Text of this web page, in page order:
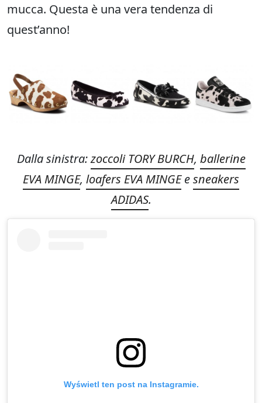
mucca. Questa è una vera tendenza di
quest’anno!
Dalla sinistra:zoccoli TORY BURCH, ballerine
EVA MINGE, loafers EVA MINGEesneakers
ADIDAS.
Wyświetl ten post na Instagramie.